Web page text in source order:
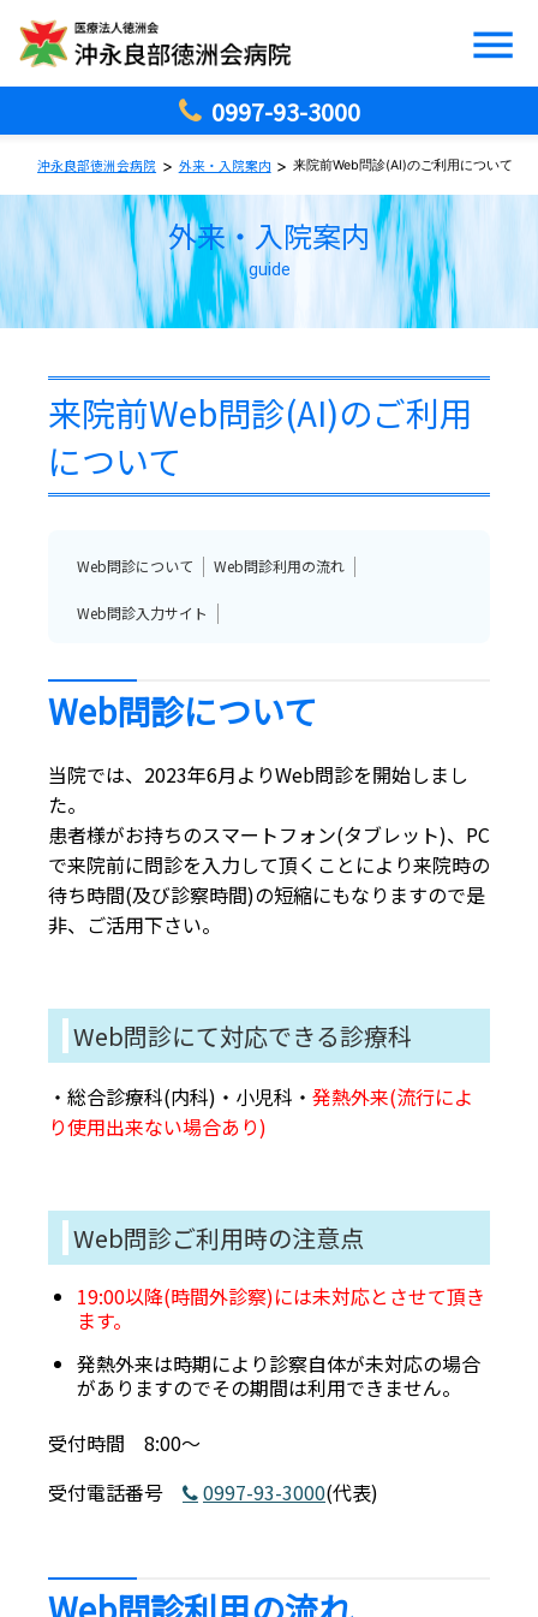
0997-93-3000
沖永良部徳洲会病院 > 外来・入院案内 > 来院前Web問診(AI)のご利用について
外来・入院案内
guide
来院前Web問診(AI)のご利用
について
Web問診について Web問診利用の流れ
Web問診入力サイト
Web問診について
当院では、2023年6月よりWeb問診を開始しまし
た。
患者様がお持ちのスマートフォン(タブレット)、PC
で来院前に問診を入力して頂くことにより来院時の
待ち時間(及び診察時間)の短縮にもなりますので是
非、ご活用下さい。
Web問診にて対応できる診療科
・総合診療科(内科)・小児科・ 発熱外来(流行によ
り使用出来ない場合あり)
Web問診ご利用時の注意点
19:00以降(時間外診察)には未対応とさせて頂き
ます。
発熱外来は時期により診察自体が未対応の場合
がありますのでその期間は利用できません。
受付時間 8:00～
受付電話番号
0997-93-3000(代表)